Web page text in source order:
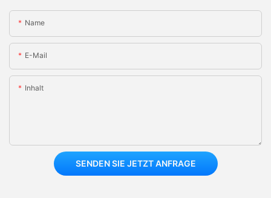
Name
E-Mail
Inhalt
SENDEN SIE JETZT ANFRAGE